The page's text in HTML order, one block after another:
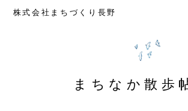
楽茶れんが館
中心市街地活性化協議会
株式会社まちづくり長野
まちなか散歩